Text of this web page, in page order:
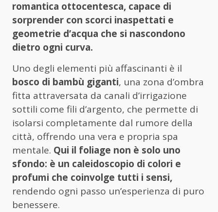
romantica ottocentesca, capace di
sorprender con scorci inaspettati e
geometrie d’acqua che si nascondono
dietro ogni curva.
Uno degli elementi più affascinanti è il
bosco di bambù giganti, una zona d’ombra
fitta attraversata da canali d’irrigazione
sottili come fili d’argento, che permette di
isolarsi completamente dal rumore della
città, offrendo una vera e propria spa
mentale. Qui il foliage non è solo uno
sfondo: è un caleidoscopio di colori e
profumi che coinvolge tutti i sensi,
rendendo ogni passo un’esperienza di puro
benessere.